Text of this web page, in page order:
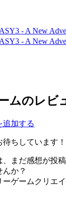
ムのレビ
追加する
ちしています！
、まだ感想が投
か？
ゲームクリエ